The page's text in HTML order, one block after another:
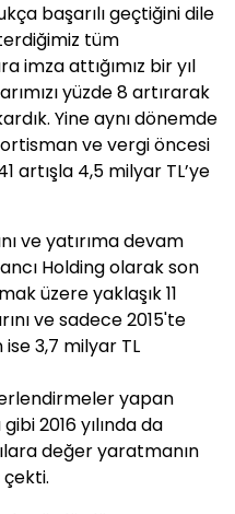
başarılı geçtiğini dile
tüm
imza attığımız bir yıl
yüzde 8 artırarak
Yine aynı dönemde
ve vergi öncesi
artışla 4,5 milyar TL’ye
ve yatırıma devam
Holding olarak son
üzere yaklaşık 11
ve sadece 2015'te
ise 3,7 milyar TL
yapan
2016 yılında da
değer yaratmanın